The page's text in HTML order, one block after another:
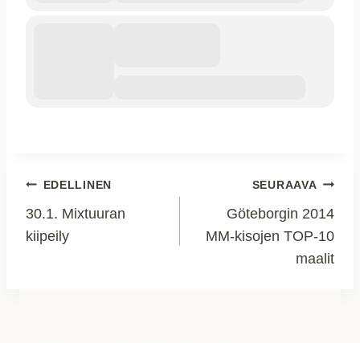
Artikkelien
selaus
EDELLINEN
30.1. Mixtuuran
kiipeily
SEURAAVA
Göteborgin 2014
MM-kisojen TOP-10
maalit